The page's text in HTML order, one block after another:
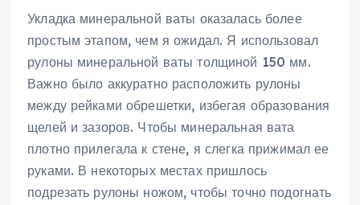
Укладка минеральной ваты оказалась более
простым этапом, чем я ожидал. Я использовал
рулоны минеральной ваты толщиной 150 мм.
Важно было аккуратно расположить рулоны
между рейками обрешетки, избегая образования
щелей и зазоров. Чтобы минеральная вата
плотно прилегала к стене, я слегка прижимал ее
руками. В некоторых местах пришлось
подрезать рулоны ножом, чтобы точно подогнать